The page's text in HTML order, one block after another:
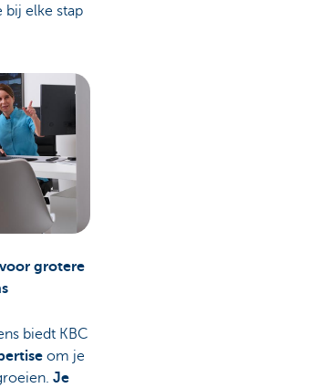
bij elke stap
grotere
biedt KBC
om je
Je